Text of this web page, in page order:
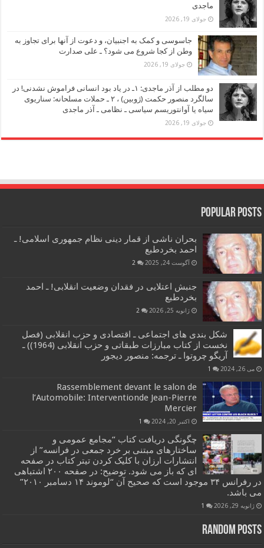
ماجدی
جولای 19, 2026
جاسوسی و کمک به اجنبیان، و دعوت از آنها برای تجاوز به
وطن از کجا شروع می شود؟ ـ علی صدارت
جولای 19, 2026
دو مطلب از آذر ماجدی: ۱ـ در یاد بود انسانی فراموش نشدنی! در
سالگرد منصور حکمت (ژوبین) ، ۲ ـ حملات مسلحانه: سناریوی
سیاه یا آوانتوریسم سیاسی ـ نظامی ـ آذر ماجدی
جولای 19, 2026
Popular Posts
بحران ناشی از قمار دینی نظام جمهوری اسلامی! ـ
احمد بخردطبع
آگوست 24, 2025 2
جنبش اعتلایی در فقدان وضعیت انقلابی! ـ احمد
بخردطبع
ژانویه 25, 2026 2
شکل بندی های اجتماعی ـ اقتصادی و حزب انقلابی (فصل
نخست از کتاب مبارزات طبقاتی و حزب انقلابی (1964)) ـ
آریگو چروتوا ـ ترجمه: منصور دیجور
می 26, 2024 1
Rassemblement devant le salon de
l’Automobile: Interventionde Jean-Pierre
Mercier
اکتبر 20, 2024 1
چگونگی دریافت کتاب “مجامع عمومی و
ساختارهای مبتنی بر خرد جمعی در فرانسه” از
انتشارات ارزان با کلیک کردن تیتر کتاب در صفحه
ای که باز می شود. توضیح: در صفحه ۲۰۰ اشتباهی
در رفرانس ۳۴ موجود است که صحیح آن “لوموند ۱۴ دسامبر ۲۰۱۰”
می باشد.
ژانویه 29, 2026 1
Random Posts